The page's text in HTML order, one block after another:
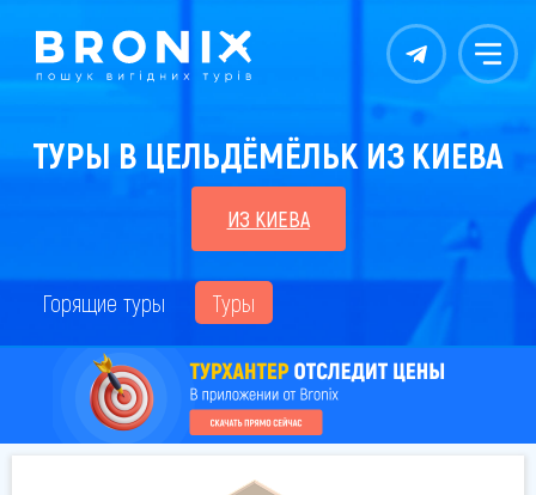
Контакты Меню
ТУРЫ В ЦЕЛЬДЁМЁЛЬК ИЗ КИЕВА
ИЗ КИЕВА
Горящие туры Туры